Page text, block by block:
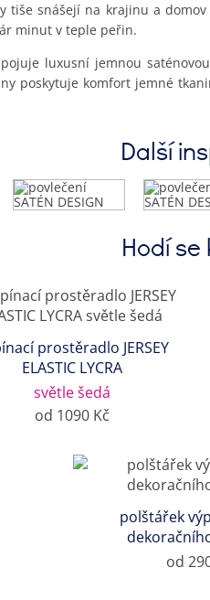
tiše snášejí na krajinu a
minut v teple peřin.
luxusní jemnou
poskytuje komfort jemné
Další
Hodí se
prostěradlo JERSEY
ELASTIC LYCRA
světle šedá
od 1090 Kč
polštářek
od